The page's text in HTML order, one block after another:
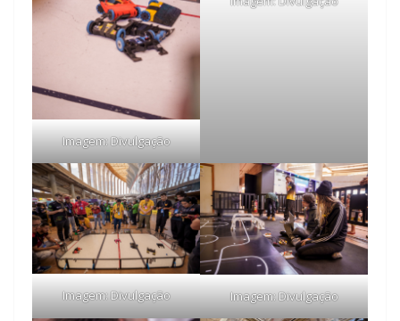
Imagem: Divulgação
Imagem: Divulgação Imagem: Divulgação